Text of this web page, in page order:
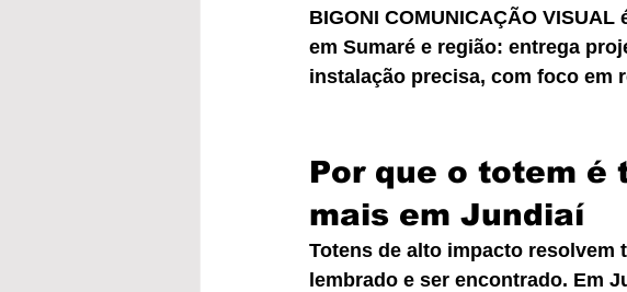
BIGONI COMUNICAÇÃO
em Sumaré e região: entrega
instalação precisa, com foco em
Por que o totem é
mais em Jundiaí
Totens de alto impacto
lembrado e ser encontrado. Em